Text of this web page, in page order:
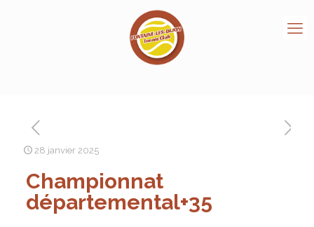
28 janvier 2025
Championnat
départemental+35